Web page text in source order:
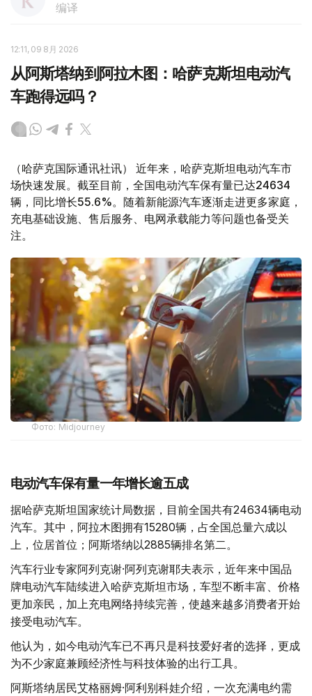
编译
12:11, 09 8月 2026
从阿斯塔纳到阿拉木图：哈萨克斯坦电动汽
车跑得远吗？
（哈萨克国际通讯社讯） 近年来，哈萨克斯坦电动汽车市
场快速发展。截至目前，全国电动汽车保有量已达24634
辆，同比增长55.6%。随着新能源汽车逐渐走进更多家庭，
充电基础设施、售后服务、电网承载能力等问题也备受关
注。
Фото: Midjourney
电动汽车保有量一年增长逾五成
据哈萨克斯坦国家统计局数据，目前全国共有24634辆电动
汽车。其中，阿拉木图拥有15280辆，占全国总量六成以
上，位居首位；阿斯塔纳以2885辆排名第二。
汽车行业专家阿列克谢·阿列克谢耶夫表示，近年来中国品
牌电动汽车陆续进入哈萨克斯坦市场，车型不断丰富、价格
更加亲民，加上充电网络持续完善，使越来越多消费者开始
接受电动汽车。
他认为，如今电动汽车已不再只是科技爱好者的选择，更成
为不少家庭兼顾经济性与科技体验的出行工具。
阿斯塔纳居民艾格丽姆·阿利别科娃介绍，一次充满电约需